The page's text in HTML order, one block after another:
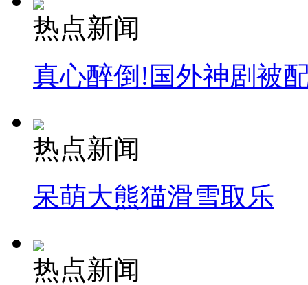
热点新闻
真心醉倒!国外神剧被
热点新闻
呆萌大熊猫滑雪取乐
热点新闻